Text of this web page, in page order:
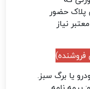
حضور
نیاز
فروشنده)
یا برگ سبز.